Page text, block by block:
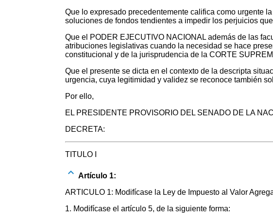
Que lo expresado precedentemente califica como urgente
soluciones de fondos tendientes a impedir los perjuicios
Que el PODER EJECUTIVO NACIONAL además de las
atribuciones legislativas cuando la necesidad se hace
constitucional y de la jurisprudencia de la CORTE
Que el presente se dicta en el contexto de la descripta
urgencia, cuya legitimidad y validez se reconoce también
Por ello,
EL PRESIDENTE PROVISORIO DEL SENADO DE LA
DECRETA:
TITULO I
Artículo 1:
ARTICULO 1: Modifícase la Ley de Impuesto al Valor
1. Modifícase el artículo 5, de la siguiente forma: